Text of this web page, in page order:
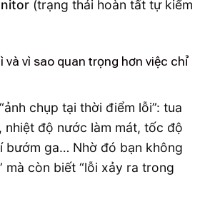
(trạng thái hoàn tất tự kiểm
và vì sao quan trọng hơn việc chỉ
chụp tại thời điểm lỗi”: tua
nhiệt độ nước làm mát, tốc độ
bướm ga… Nhờ đó bạn không
mà còn biết “lỗi xảy ra trong